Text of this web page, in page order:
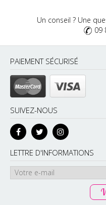
Un conseil ? Une
09
PAIEMENT SÉCURISÉ
SUIVEZ-NOUS
LETTRE D'INFORMATIONS